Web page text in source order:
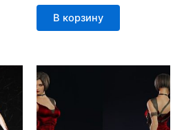
В корзину